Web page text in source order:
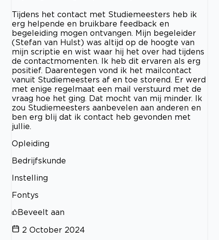
Tijdens het contact met Studiemeesters heb ik
erg helpende en bruikbare feedback en
begeleiding mogen ontvangen. Mijn begeleider
(Stefan van Hulst) was altijd op de hoogte van
mijn scriptie en wist waar hij het over had tijdens
de contactmomenten. Ik heb dit ervaren als erg
positief. Daarentegen vond ik het mailcontact
vanuit Studiemeesters af en toe storend. Er werd
met enige regelmaat een mail verstuurd met de
vraag hoe het ging. Dat mocht van mij minder. Ik
zou Studiemeesters aanbevelen aan anderen en
ben erg blij dat ik contact heb gevonden met
jullie.
Opleiding
Bedrijfskunde
Instelling
Fontys
Beveelt aan
2 October 2024